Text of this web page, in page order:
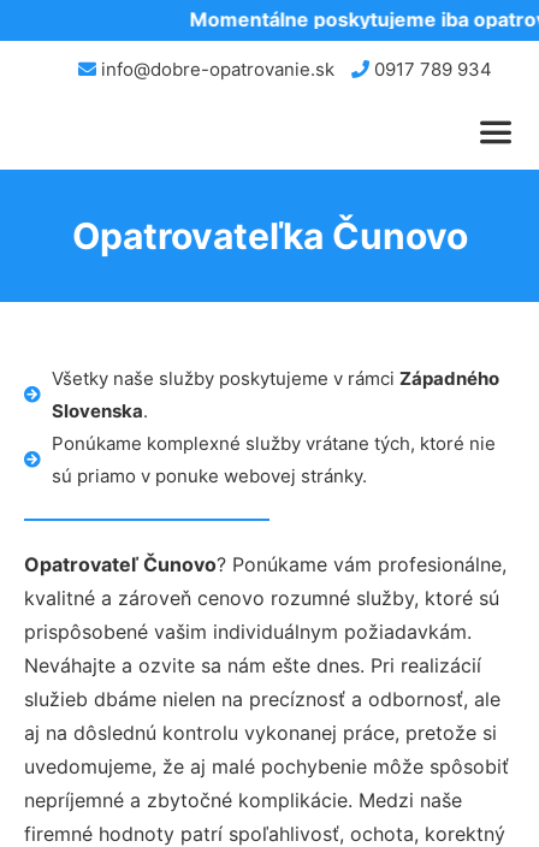
Momentálne poskytujeme iba
info@dobre-opatrovanie.sk 0917 789 934
Opatrovateľka Čunovo
Všetky naše služby poskytujeme v rámci Západného
Slovenska.
Ponúkame komplexné služby vrátane tých, ktoré nie
sú priamo v ponuke webovej stránky.
Opatrovateľ Čunovo? Ponúkame vám profesionálne,
kvalitné a zároveň cenovo rozumné služby, ktoré sú
prispôsobené vašim individuálnym požiadavkám.
Neváhajte a ozvite sa nám ešte dnes. Pri realizácií
služieb dbáme nielen na precíznosť a odbornosť, ale
aj na dôslednú kontrolu vykonanej práce, pretože si
uvedomujeme, že aj malé pochybenie môže spôsobiť
nepríjemné a zbytočné komplikácie. Medzi naše
firemné hodnoty patrí spoľahlivosť, ochota, korektný